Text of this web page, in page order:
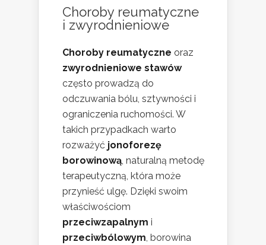
Choroby reumatyczne
i zwyrodnieniowe
Choroby reumatyczne oraz
zwyrodnieniowe stawów
często prowadzą do
odczuwania bólu, sztywności i
ograniczenia ruchomości. W
takich przypadkach warto
rozważyć jonoforezę
borowinową , naturalną metodę
terapeutyczną, która może
przynieść ulgę. Dzięki swoim
właściwościom
przeciwzapalnym i
przeciwbólowym , borowina